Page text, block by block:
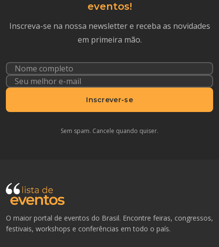
eventos!
Inscreva-se na nossa newsletter e receba as novidades
em primeira mão.
Inscrever-se
Sem spam. Cancele quando quiser.
O maior portal de eventos do Brasil. Encontre feiras, congressos,
festivais, workshops e conferências em todo o país.